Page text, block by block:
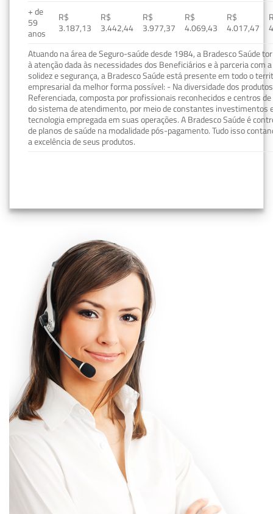
+ de
59
anos
R$
3.187,13
R$
3.442,44
R$
3.977,37
R$
4.069,43
R$
4.017,47
Atuando na área de Seguro-saúde desde 1984, a Bradesco Saúde
à atenção dada às necessidades dos Beneficiários e à parceria com
solidez e segurança, a Bradesco Saúde está presente em todo o
empresarial da melhor forma possível: - Na diversidade dos
Referenciada, composta por profissionais reconhecidos e centros
do sistema de atendimento, por meio de constantes investimentos
tecnologia empregada em suas operações. A Bradesco Saúde é
de planos de saúde na modalidade pós-pagamento. Tudo isso
a excelência de seus produtos.